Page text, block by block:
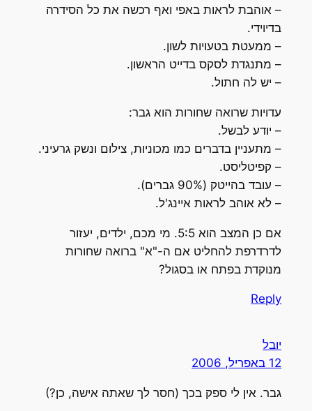
– אוהבת לראות באפי ואף רכשה את כל הסידרה
בדיוידי.
– ממעטת בטעויות לשון.
– מתנגדת לסקס בדייט הראשון.
– יש לה חתול.
עדויות שרואה שחורות הוא גבר:
– יודע לבשל.
– מתעניין בדברים כמו מכוניות, צילום ונשק גרעיני.
– קפיטליסט.
– עובד בהייטק (90% גברים).
– לא אוהב לראות איינג'ל.
אם כן המצב הוא 5:5. מי מכם, ילדים, יעזור
לדרדרפת להחליט אם ה-"א" ברואה שחורות
מנוקדת בפתח או בסגול?
Reply
יובל
12 באפריל, 2006
גבר. אין לי ספק בכך (חסר לך שאתה אישה, כן?)